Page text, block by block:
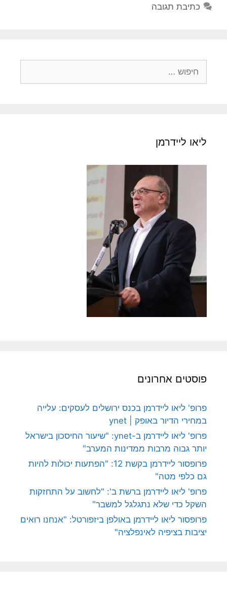
כתיבת תגובה
ליאו ליידרמן
פוסטים אחרונים
פרופ' ליאו ליידרמן בכנס ירושלים לעסקים: עלייה
במחירי הדיור באופק | ynet
פרופ' ליאו ליידרמן ב-ynet: "שיעור החיסכון בישראל
יותר גבוה מרבות ממדינות המערב"
פרופסור ליידרמן בקשת 12: "הפתעות יכולות להיות
גם כלפי מטה"
פרופ' ליאו ליידרמן ברשת ב': "לחשוב על התחזקות
השקל כדי שלא נתגלגל למשבר"
פרופסור ליאו ליידרמן באולפן ביזפורטל: "אנחנו רואים
יציבות בציפיה לאינפלציה"